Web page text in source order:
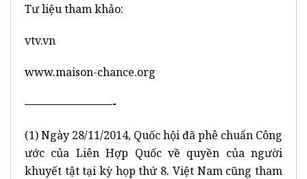
Tư liệu tham khảo:
vtv.vn
www.maison-chance.org
————————-
(1) Ngày 28/11/2014, Quốc hội đã phê chuẩn Công
ước của Liên Hợp Quốc về quyền của người
khuyết tật tại kỳ họp thứ 8. Việt Nam cũng tham